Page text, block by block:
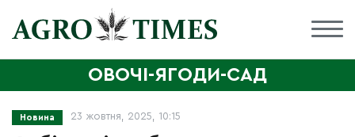
ОВОЧІ-ЯГОДИ-САД
Новина 23 жовтня, 2025, 10:15